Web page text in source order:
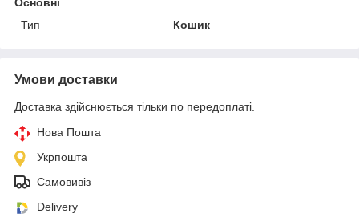
Тип
Кошик
Умови доставки
Доставка здійснюється тільки по передоплаті.
Нова Пошта
Укрпошта
Самовивіз
Delivery